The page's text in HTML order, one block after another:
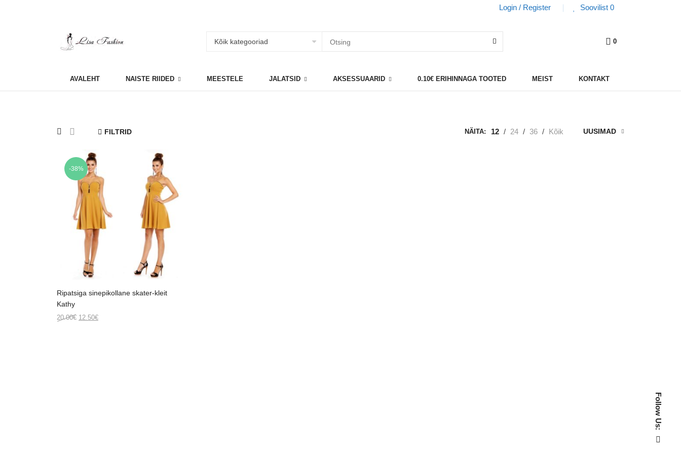
Login / Register Soovilist 0
0
AVALEHT NAISTE RIIDED MEESTELE JALATSID AKSESSUAARID 0.10€ ERIHINNAGA TOOTED MEIST KONTAKT
FILTRID NÄITA: 12 / 24 / 36 / Kõik UUSIMAD
-38%
Ripatsiga sinepikollane skater-kleit
Kathy
20.00€ Original
12.50€Current
Follow Us: